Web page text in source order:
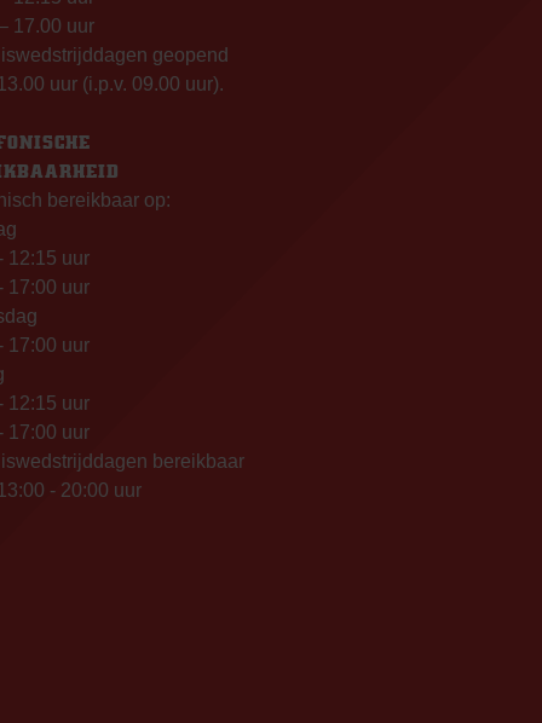
17.00 uur
geopend
uur (i.p.v. 09.00 uur).
bereikbaar op:
12:15 uur
17:00 uur
17:00 uur
12:15 uur
17:00 uur
bereikbaar
- 20:00 uur